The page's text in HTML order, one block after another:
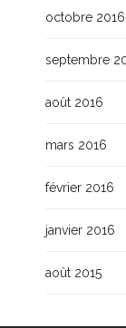
octobre 2016
septembre
août 2016
mars 2016
février 2016
janvier 2016
août 2015